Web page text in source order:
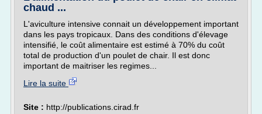
chaud ...
L'aviculture intensive connait un développement important
dans les pays tropicaux. Dans des conditions d'élevage
intensifié, le coût alimentaire est estimé à 70% du coût
total de production d'un poulet de chair. Il est donc
important de maitriser les regimes...
Lire la suite
Site : http://publications.cirad.fr